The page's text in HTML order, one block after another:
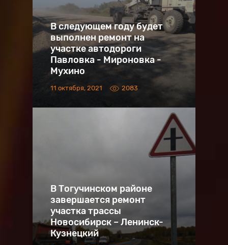
В следующем году будет
выполнен ремонт на
участке автодороги
Павловка - Мироновка -
Мухино
11 октября, 2021 2083
В Тогучинском районе
завершается ремонт
участка трассы
Новосибирск – Ленинск-
Кузнецкий